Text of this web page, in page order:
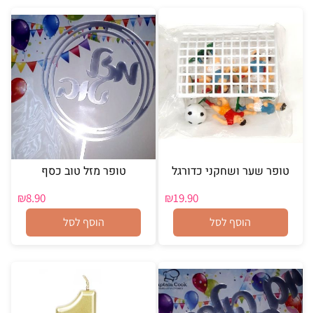
טופר שער ושחקני כדורגל
₪19.90
הוסף לסל
טופר מזל טוב כסף
₪8.90
הוסף לסל